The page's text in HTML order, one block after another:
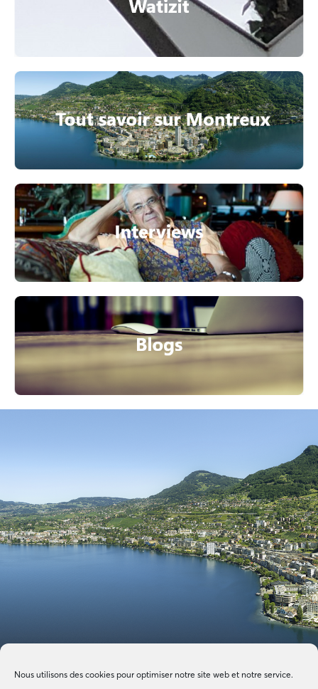
Nous utilisons des cookies pour optimiser notre site web et notre service.